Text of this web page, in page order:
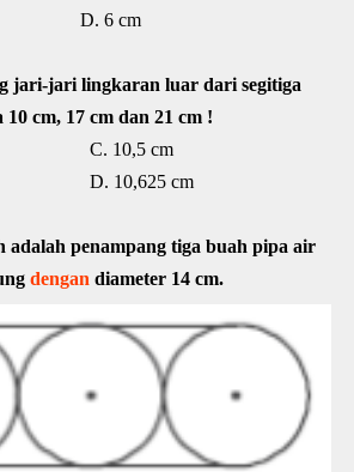
6 cm
jari-jari lingkaran luar dari segitiga
10 cm, 17 cm dan 21 cm !
C. 10,5 cm
D. 10,625 cm
adalah penampang tiga buah pipa air
dengan diameter 14 cm.